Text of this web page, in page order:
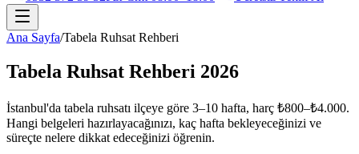
Ana Sayfa/Tabela Ruhsat Rehberi
Tabela Ruhsat Rehberi 2026
İstanbul'da tabela ruhsatı ilçeye göre 3–10 hafta, harç ₺800–₺4.000.
Hangi belgeleri hazırlayacağınızı, kaç hafta bekleyeceğinizi ve
süreçte nelere dikkat edeceğinizi öğrenin.